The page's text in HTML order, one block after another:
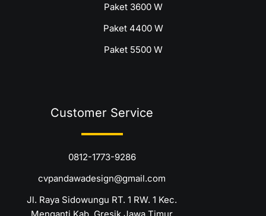
Paket 3600 W
Paket 4400 W
Paket 5500 W
Customer Service
0812-1773-9286
cvpandawadesign@gmail.com
Jl. Raya Sidowungu RT. 1 RW. 1 Kec.
Menganti Kab. Gresik Jawa Timur